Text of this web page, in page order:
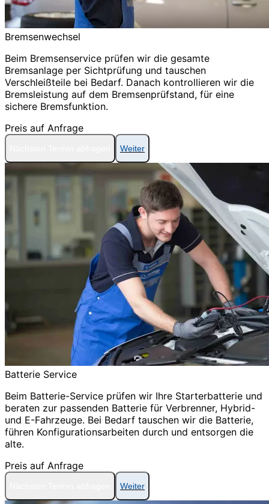
Bremsenwechsel
Beim Bremsenservice prüfen wir die gesamte
Bremsanlage per Sichtprüfung und tauschen
Verschleißteile bei Bedarf. Danach kontrollieren wir die
Bremsleistung auf dem Bremsenprüfstand, für eine
sichere Bremsfunktion.
Preis auf Anfrage
Weiter
Batterie Service
Beim Batterie-Service prüfen wir Ihre Starterbatterie und
beraten zur passenden Batterie für Verbrenner, Hybrid-
und E-Fahrzeuge. Bei Bedarf tauschen wir die Batterie,
führen Konfigurationsarbeiten durch und entsorgen die
alte.
Preis auf Anfrage
Weiter